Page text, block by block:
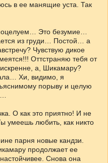
в ее манящие уста. Так
Это безумие…
из груди… Постой… а
Чувствую дикое
Оттстраняю тебя от
а, Шикамару?
Хи, видимо, я
порыву и целую
О как это приятно! И не
умеешь любить, как никто
парня новые кандзи.
продолжает ее
Снова она